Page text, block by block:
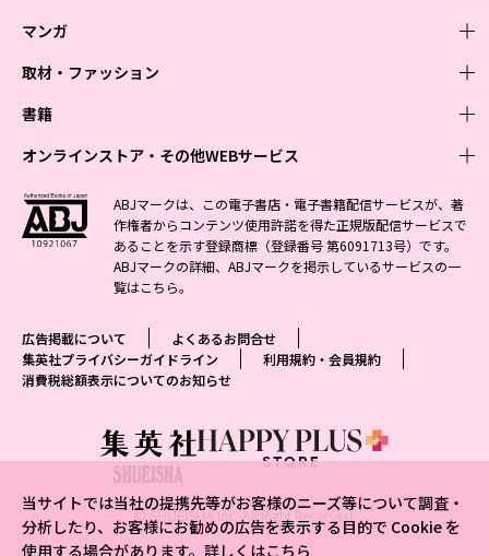
当サイトでは当社の提携先等がお客様のニーズ等について調査・
分析したり、お客様にお勧めの広告を表示する目的で Cookie を
使用する場合があります。詳しくはこちら
マンガ
少年マンガ
Vジャンプ
最強ジャンプ
少年ジャンプ+
ジャンプTOON
ジャンプルーキー！
S-MANGA
集英社コミック文庫
青年マンガ
ZEBRACK
S-MANGA
集英社ジャンプリミックス
週刊ヤングジャンプ
ヤングジャンプ定期購読デジタル
となりのヤングジャンプ
グランドジャンプ
ウルトラジャンプ
少女マンガ
ZEBRACK
S-MANGA
集英社コミック文庫
マーガレット
別冊マーガレット
リマコミ
マンガMeets
女性マンガ
ジャンプTOON
集英社コミック文庫
マンガMee公式サイト
リマコミ
Cookie
office YOU
取材・ファッション
ファッション・美容
BAILA
MAQUIA
eclat
T JAPAN
MEN'S NON-NO
集英社オンライン
芸能・情報・スポーツ
週プレNEWS
週プレ グラジャパ!
書籍
文芸・文庫・総合
小説すばる
集英社 文芸ステーション
web 集英社文庫
アジア人物史
学芸・ノンフィクション・新書
1日5分で、明日は変わる よみタイ yomitai
集英社学芸部 - 学芸・ノンフィクション
集英社ビジネス書
集英社新書プラス - 知の水先案内人
kotoba
情報・知識＆オピニオン imidas
ライトノベル・ノベライズ
集英社オレンジ文庫
JUMP j-BOOKS
ダッシュエックス文庫公式サイト
集英社Webマガジン コバルト
集英社の児童図書 S-KIDS.LAND
オンラインストア・その他WEBサービス
オンラインストア
OTO
SHUEISHA MANGA-ART HERITAGE
ジャンプキャラクターズストア
HAPPY PLUS STORE
SHUEISHA VOX
LEEマルシェ
eclat premium
mirabella homme
その他WEBサービス
集英社アドナビ
集英社エディターズ・ラボ
ABJマークは、この電子書店・電子書籍配信サービスが、著
作権者からコンテンツ使用許諾を得た正規版配信サービスで
あることを示す登録商標（登録番号 第6091713号）です。
ABJマークの詳細、ABJマークを掲示しているサービスの一
覧はこちら。
広告掲載について
よくあるお問合せ
集英社プライバシーガイドライン
利用規約・会員規約
消費税総額表示についてのお知らせ
© SHUEISHA Inc. All Right Reserved.